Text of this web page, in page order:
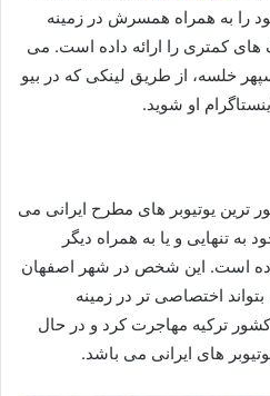
را به همراه همسرش در زمینه
کمتری را ارائه داده است. می
سپهر خلسه، از طریق لینکی که در بیو
او شوید.
ترین یوتیوبر های مطرح ایرانی می
به تنهایی و یا به همراه دیگر
داده است. این شخص در شهر اصفهان
اختصاصی تر در زمینه
کشور ترکیه مهاجرت کرد و در حال
های ایرانی می باشد.